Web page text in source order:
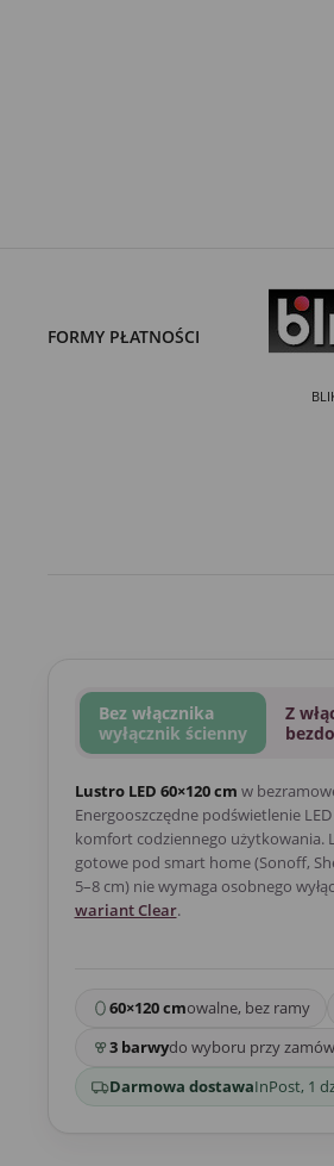
FORMY PŁATNOŚCI
Bez włącznika
wyłącznik ścienny
Z
Lustro LED 60×120 cm w
Energooszczędne podświetlenie
komfort codziennego użytkowania.
gotowe pod smart home (Sonoff,
5–8 cm) nie wymaga osobnego
wariant Clear.
60×120 cmowalne, bez ramy
3 barwydo wyboru przy
Darmowa dostawaInPost, 1